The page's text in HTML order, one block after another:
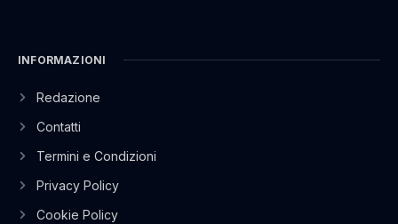
INFORMAZIONI
Redazione
Contatti
Termini e Condizioni
Privacy Policy
Cookie Policy